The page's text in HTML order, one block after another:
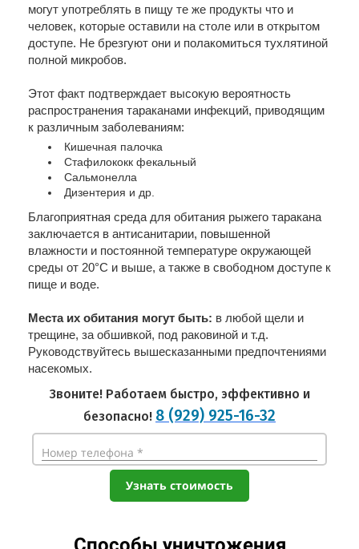
могут употреблять в пищу те же продукты что и
человек, которые оставили на столе или в открытом
доступе. Не брезгуют они и полакомиться тухлятиной
полной микробов.
Этот факт подтверждает высокую вероятность
распространения тараканами инфекций, приводящим
к различным заболеваниям:
Кишечная палочка
Стафилококк фекальный
Сальмонелла
Дизентерия и др.
Благоприятная среда для обитания рыжего таракана
заключается в антисанитарии, повышенной
влажности и постоянной температуре окружающей
среды от 20°C и выше, а также в свободном доступе к
пище и воде.
Места их обитания могут быть: в любой щели и
трещине, за обшивкой, под раковиной и т.д.
Руководствуйтесь вышесказанными предпочтениями
насекомых.
Звоните! Работаем быстро, эффективно и
безопасно! 8 (929) 925-16-32
Номер телефона *
Узнать стоимость